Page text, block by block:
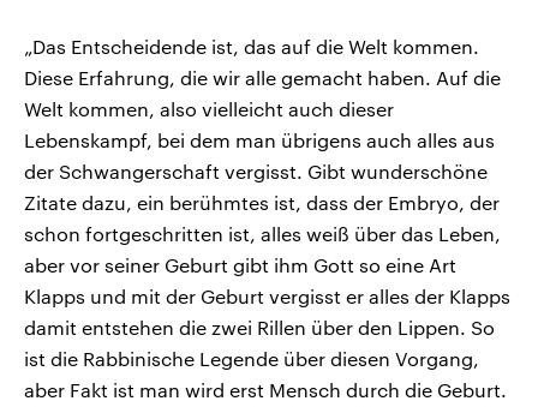
„Das Entscheidende ist, das auf die Welt kommen.
Diese Erfahrung, die wir alle gemacht haben. Auf die
Welt kommen, also vielleicht auch dieser
Lebenskampf, bei dem man übrigens auch alles aus
der Schwangerschaft vergisst. Gibt wunderschöne
Zitate dazu, ein berühmtes ist, dass der Embryo, der
schon fortgeschritten ist, alles weiß über das Leben,
aber vor seiner Geburt gibt ihm Gott so eine Art
Klapps und mit der Geburt vergisst er alles der Klapps
damit entstehen die zwei Rillen über den Lippen. So
ist die Rabbinische Legende über diesen Vorgang,
aber Fakt ist man wird erst Mensch durch die Geburt.